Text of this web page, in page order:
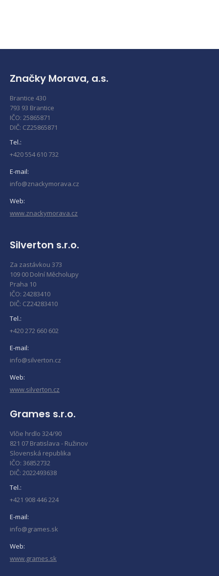
Značky Morava, a.s.
Brantice 430
793 93 Brantice
IČO: 25865871
DIČ: CZ25865871
Tel.:
+420 554 610 732
E-mail:
info@znackymorava.cz
Web:
www.znackymorava.cz
Silverton s.r.o.
Za zastávkou 373
109 00 Dolní Měcholupy
Praha 10
IČO: 24283410
DIČ: CZ24283410
Tel.:
+420 272 660 602
E-mail:
info@silverton.cz
Web:
www.silverton.cz
Grames s.r.o.
Vlčie hrdlo 324/90
821 07 Bratislava - Ružinov
Slovenská republika
IČO: 36852732
DIČ: 2022493638
Tel.:
+421 908 446 224
E-mail:
info@grames.sk
Web:
www.grames.sk